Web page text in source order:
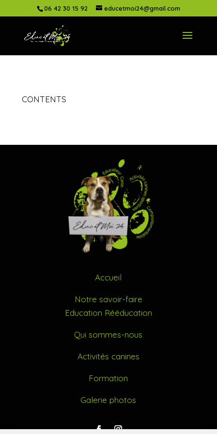
06 42 30 15 92 educetmoi24@gmail.com
CONTENTS
Accueil
Notre savoir-faire
Education Rééducation
Qui sommes-nous
Activités canines
Formation
Galerie photos